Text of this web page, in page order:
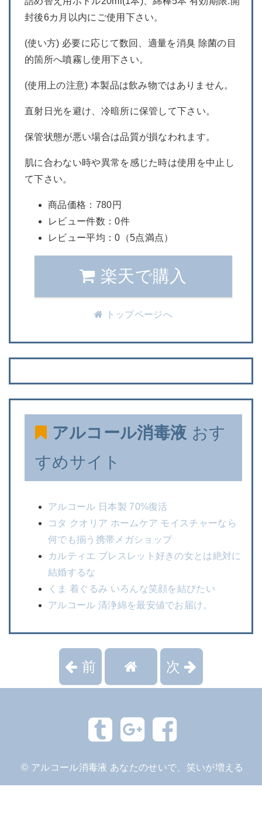
封後6カ月以内にご使用下さい。
(使い方) 必要に応じて数回、適量を消臭 除菌の目
的箇所へ噴霧し使用下さい。
(使用上の注意) 本製品は飲み物ではありません。
直射日光を避け、冷暗所に保管して下さい。
保管状態が悪い場合は品質が損なわれます。
肌に合わない時や異常を感じた時は使用を中止し
て下さい。
商品価格：780円
レビュー件数：0件
レビュー平均：0（5点満点）
楽天で購入
トップページへ
アルコール消毒液 おす
すめサイト
アルコール 日本製 70%復活
コタ クオリア ホームケア モイスチャーなら
何でも揃う携帯メガショップ
カルティエ ブレスレット好きの女とは絶対に
結婚するな
くま 着ぐるみ いろんな笑顔を結びたい
アルコール 清浄綿を最安値でお届け。
前 次
© アルコール消毒液 あなたのせいで、笑いが増える